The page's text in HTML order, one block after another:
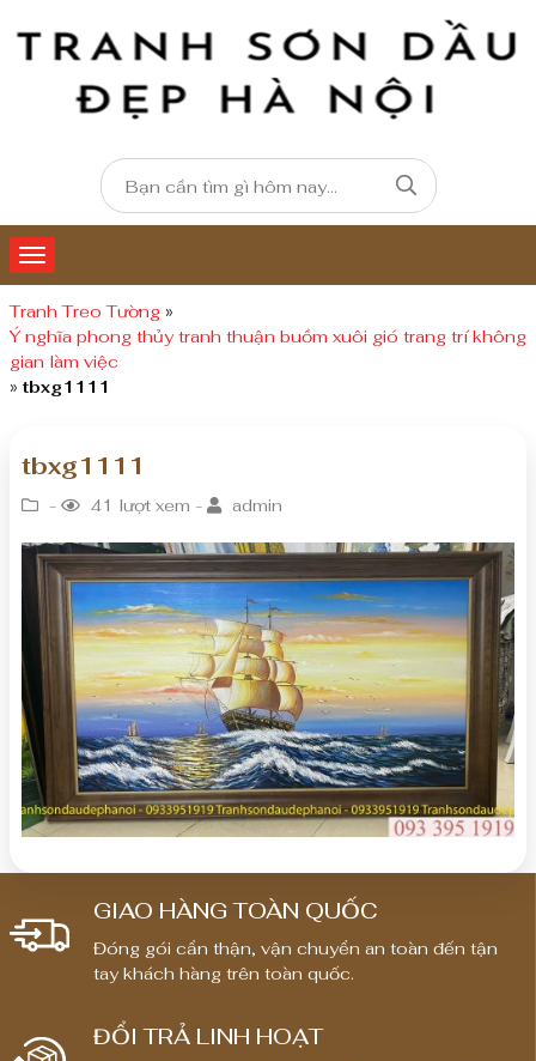
Tranh Treo Tường »
Ý nghĩa phong thủy tranh thuận buồm xuôi gió trang trí không
gian làm việc
» tbxg1111
tbxg1111
- 41 lượt xem - admin
GIAO HÀNG TOÀN QUỐC
Đóng gói cẩn thận, vận chuyển an toàn đến tận
tay khách hàng trên toàn quốc.
ĐỔI TRẢ LINH HOẠT